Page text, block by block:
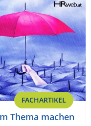
FACHARTIKEL
Thema machen